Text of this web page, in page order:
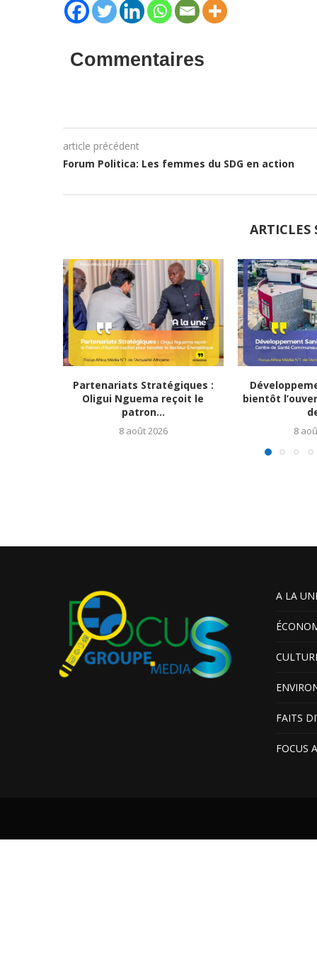
Commentaires
article précédent
Forum Politica: Les femmes du SDG en action
ARTICLES
Partenariats Stratégiques :
Oligui Nguema reçoit le
patron...
8 août 2026
bientôt
8
A LA
FAITS
FOCUS